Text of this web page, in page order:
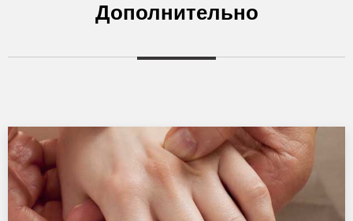
Дополнительно